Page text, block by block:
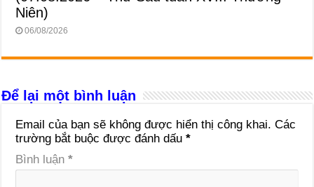
Niên)
06/08/2026
Để lại một bình luận
Email của bạn sẽ không được hiển thị công khai. Các
trường bắt buộc được đánh dấu*
Bình luận*